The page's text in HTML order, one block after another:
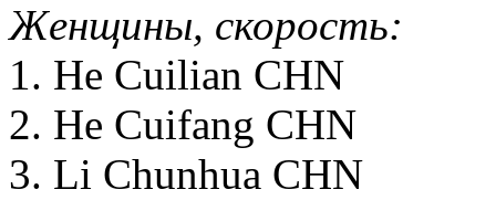
Женщины, скорость:
1. He Cuilian CHN
2. He Cuifang CHN
3. Li Chunhua CHN